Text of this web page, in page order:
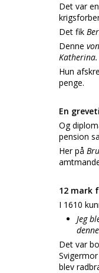
Det var
Det fik
Denne
Katherina.
Hun
penge.
En
Og
pension
Her på
12 mark
I 1610
Jeg
Det var
blev